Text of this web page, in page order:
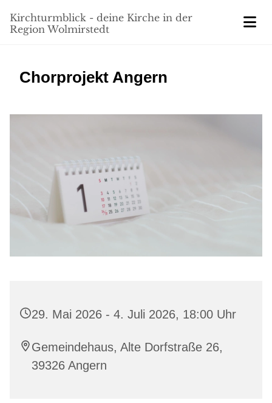
Kirchturmblick - deine Kirche in der
Region Wolmirstedt
Chorprojekt Angern
29. Mai 2026 - 4. Juli 2026, 18:00 Uhr
Gemeindehaus, Alte Dorfstraße 26,
39326 Angern